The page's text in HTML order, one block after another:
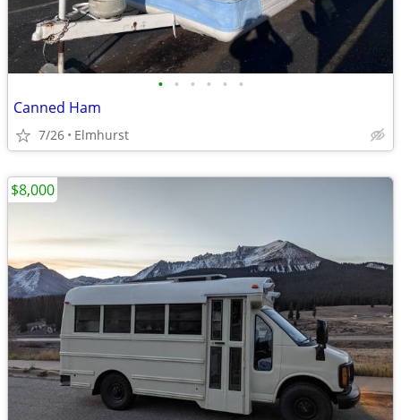
• • • • • •
Canned Ham
7/26 Elmhurst
$8,000